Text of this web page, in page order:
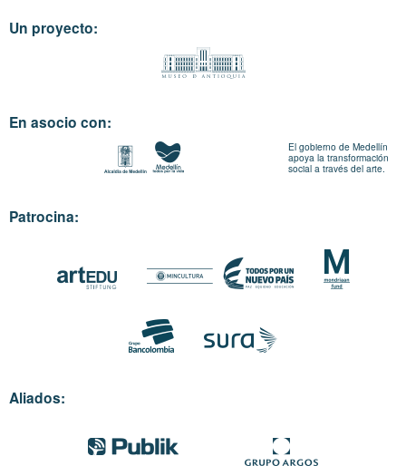
Un proyecto:
En asocio con:
El gobierno de Medellín
apoya la transformación
social a través del arte.
Patrocina:
Aliados: